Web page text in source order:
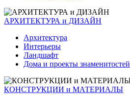
АРХИТЕКТУРА и ДИЗАЙН
Архитектура
Интерьеры
Ландшафт
Дома и проекты знаменитостей
КОНСТРУКЦИИ и МАТЕРИАЛЫ